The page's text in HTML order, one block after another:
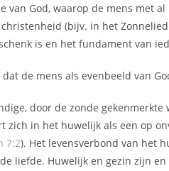
God, waarop de mens met
(bijv. in het
is en het fundament van
de mens als evenbeeld van
door de zonde
zich in het huwelijk als een op
7:2). Het levensverbond van het
liefde. Huwelijk en gezin zijn